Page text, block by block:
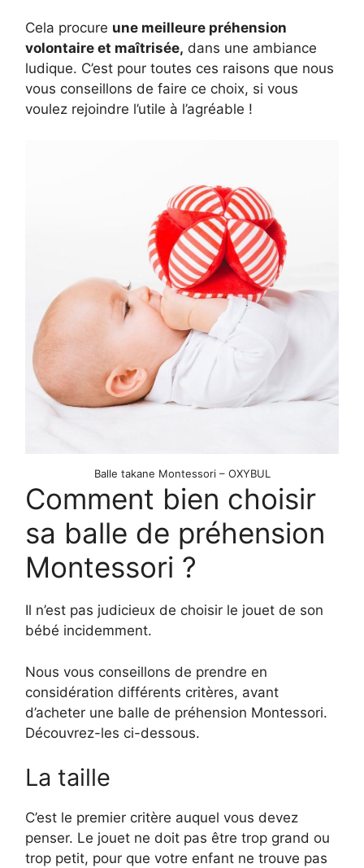
Cela procure une meilleure préhension
volontaire et maîtrisée, dans une ambiance
ludique. C’est pour toutes ces raisons que nous
vous conseillons de faire ce choix, si vous
voulez rejoindre l’utile à l’agréable !
Balle takane Montessori – OXYBUL
Comment bien choisir
sa balle de préhension
Montessori ?
Il n’est pas judicieux de choisir le jouet de son
bébé incidemment.
Nous vous conseillons de prendre en
considération différents critères, avant
d’acheter une balle de préhension Montessori.
Découvrez-les ci-dessous.
La taille
C’est le premier critère auquel vous devez
penser. Le jouet ne doit pas être trop grand ou
trop petit, pour que votre enfant ne trouve pas